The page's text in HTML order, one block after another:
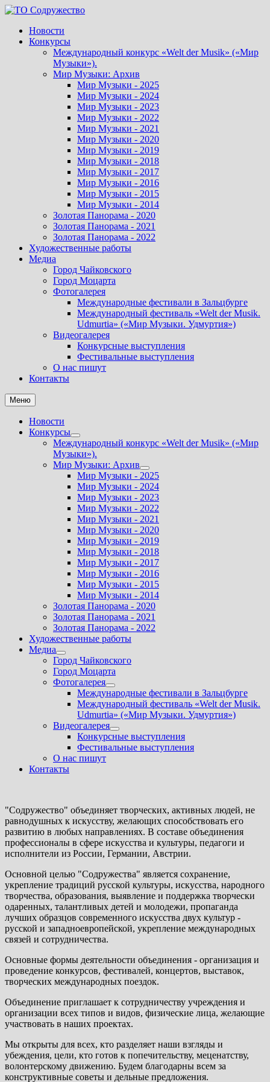
Перейти
содержимому
Новости
Конкурсы
Международный конкурс «Welt der Musik» («Мир
Музыки»).
Мир Музыки: Архив
Мир Музыки - 2025
Мир Музыки - 2024
Мир Музыки - 2023
Мир Музыки - 2022
Мир Музыки - 2021
Мир Музыки - 2020
Мир Музыки - 2019
Мир Музыки - 2018
Мир Музыки - 2017
Мир Музыки - 2016
Мир Музыки - 2015
Мир Музыки - 2014
Золотая Панорама - 2020
Золотая Панорама - 2021
Золотая Панорама - 2022
Художественные работы
Медиа
Город Чайковского
Город Моцарта
Фотогалерея
Международные фестивали в Зальцбурге
Международный фестиваль «Welt der Musik.
Udmurtia» («Мир Музыки. Удмуртия»)
Видеогалерея
Конкурсные выступления
Фестивальные выступления
О нас пишут
Контакты
Меню
Новости
Конкурсы
Показать
подменю
Международный конкурс «Welt der Musik» («Мир
Музыки»).
Мир Музыки: Архив
Показать
подменю
Мир Музыки - 2025
Мир Музыки - 2024
Мир Музыки - 2023
Мир Музыки - 2022
Мир Музыки - 2021
Мир Музыки - 2020
Мир Музыки - 2019
Мир Музыки - 2018
Мир Музыки - 2017
Мир Музыки - 2016
Мир Музыки - 2015
Мир Музыки - 2014
Золотая Панорама - 2020
Золотая Панорама - 2021
Золотая Панорама - 2022
Художественные работы
Медиа
Показать
подменю
Город Чайковского
Город Моцарта
Фотогалерея
Показать
подменю
Международные фестивали в Зальцбурге
Международный фестиваль «Welt der Musik.
Udmurtia» («Мир Музыки. Удмуртия»)
Видеогалерея
Показать
подменю
Конкурсные выступления
Фестивальные выступления
О нас пишут
Контакты
"Содружество" объединяет творческих, активных людей, не
равнодушных к искусству, желающих способствовать его
развитию в любых направлениях. В составе объединения
профессионалы в сфере искусства и культуры, педагоги и
исполнители из России, Германии, Австрии.
Основной целью "Содружества" является сохранение,
укрепление традиций русской культуры, искусства, народного
творчества, образования, выявление и поддержка творчески
одаренных, талантливых детей и молодежи, пропаганда
лучших образцов современного искусства двух культур -
русской и западноевропейской, укрепление международных
связей и сотрудничества.
Основные формы деятельности объединения - организация и
проведение конкурсов, фестивалей, концертов, выставок,
творческих международных поездок.
Объединение приглашает к сотрудничеству учреждения и
организации всех типов и видов, физические лица, желающие
участвовать в наших проектах.
Мы открыты для всех, кто разделяет наши взгляды и
убеждения, цели, кто готов к попечительству, меценатству,
волонтерскому движению. Будем благодарны всем за
конструктивные советы и дельные предложения.